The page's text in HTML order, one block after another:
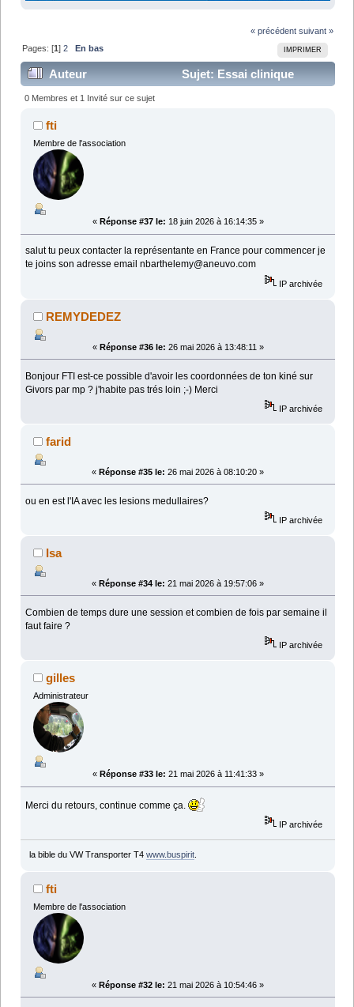
« précédent suivant »
IMPRIMER
Pages: [1]2 En bas
Auteur
Sujet: Essai clinique
stimulation transcutane (Lu 122463 fois)
0 Membres et 1 Invité sur ce sujet
fti
Membre de l'association
« Réponse #37 le: 18 juin 2026 à 16:14:35 »
salut tu peux contacter la représentante en France pour commencer je
te joins son adresse email nbarthelemy@aneuvo.com
IP archivée
REMYDEDEZ
« Réponse #36 le: 26 mai 2026 à 13:48:11 »
Bonjour FTI est-ce possible d'avoir les coordonnées de ton kiné sur
Givors par mp ? j'habite pas trés loin ;-) Merci
IP archivée
farid
« Réponse #35 le: 26 mai 2026 à 08:10:20 »
ou en est l'IA avec les lesions medullaires?
IP archivée
Isa
« Réponse #34 le: 21 mai 2026 à 19:57:06 »
Combien de temps dure une session et combien de fois par semaine il
faut faire ?
IP archivée
gilles
Administrateur
« Réponse #33 le: 21 mai 2026 à 11:41:33 »
Merci du retours, continue comme ça.
IP archivée
la bible du VW Transporter T4 www.buspirit.
fti
Membre de l'association
« Réponse #32 le: 21 mai 2026 à 10:54:46 »